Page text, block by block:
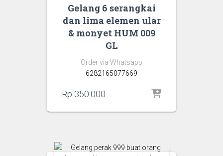
Gelang 6 serangkai
dan lima elemen ular
& monyet HUM 009
GL
Order via Whatsapp
6282165077669
Rp 350.000